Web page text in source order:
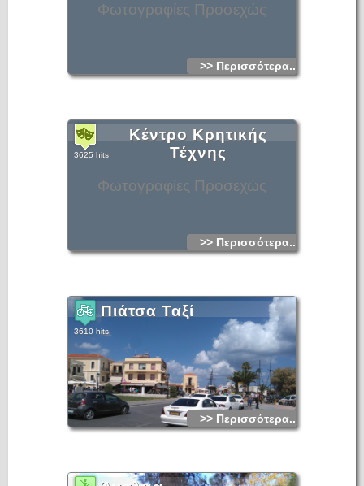
Φωτογραφίες Προσεχώς
>> Περισσότερα...
Φωτογραφίες Προσεχώς
Κέντρο Κρητικής
Τέχνης
3625 hits
>> Περισσότερα...
Πιάτσα Ταξί
3610 hits
>> Περισσότερα...